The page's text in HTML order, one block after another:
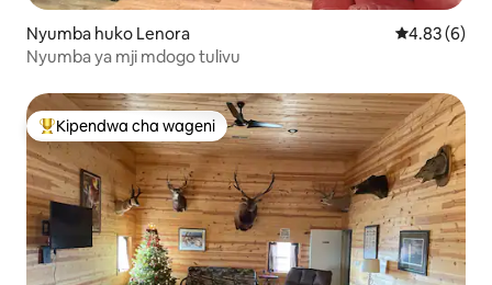
Nyumba huko Lenora Ukadiriaji
4.83 (6)
Nyumba ya mji mdogo tulivu
Kipendwa maarufu cha wageni
Kipendwa cha wageni